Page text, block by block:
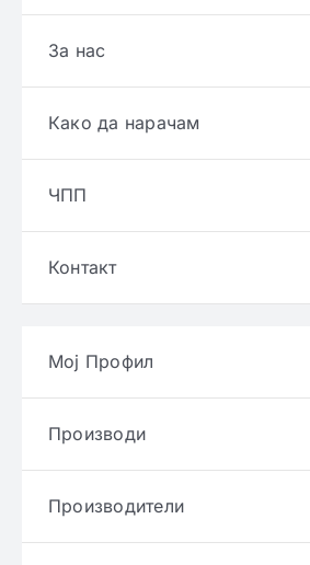
За нас
Како да нарачам
ЧПП
Контакт
Мој Профил
Производи
Производители